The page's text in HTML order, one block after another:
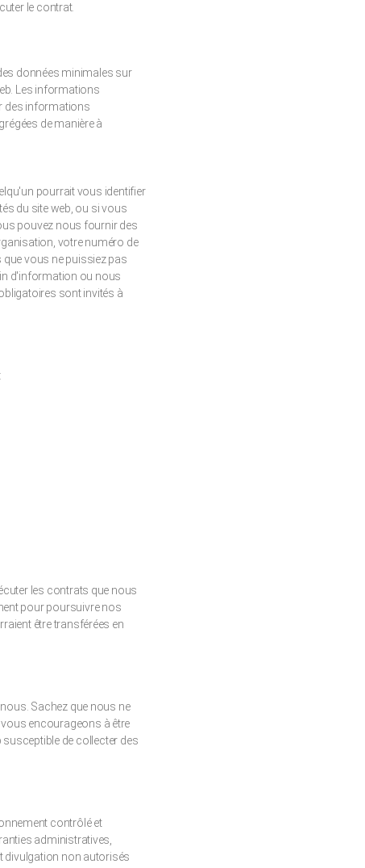
le contrat.
données minimales sur
Les informations
des informations
de manière à
pourrait vous identifier
du site web, ou si vous
pouvez nous fournir des
votre numéro de
vous ne puissiez pas
d'information ou nous
sont invités à
les contrats que nous
pour poursuivre nos
être transférées en
Sachez que nous ne
encourageons à être
de collecter des
contrôlé et
administratives,
divulgation non autorisés